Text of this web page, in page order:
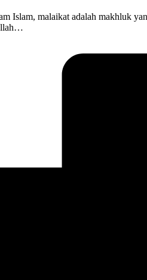
Islam, malaikat adalah makhluk